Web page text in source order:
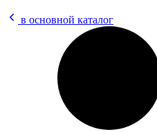
в основной каталог